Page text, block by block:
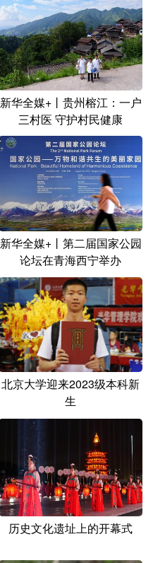
青海 宁夏
黑龙江
Français عربى
日本語 한국어
新华全媒+丨贵州榕江：一户
三村医 守护村民健康
新华全媒+丨第二届国家公园
论坛在青海西宁举办
北京大学迎来2023级本科新
生
历史文化遗址上的开幕式